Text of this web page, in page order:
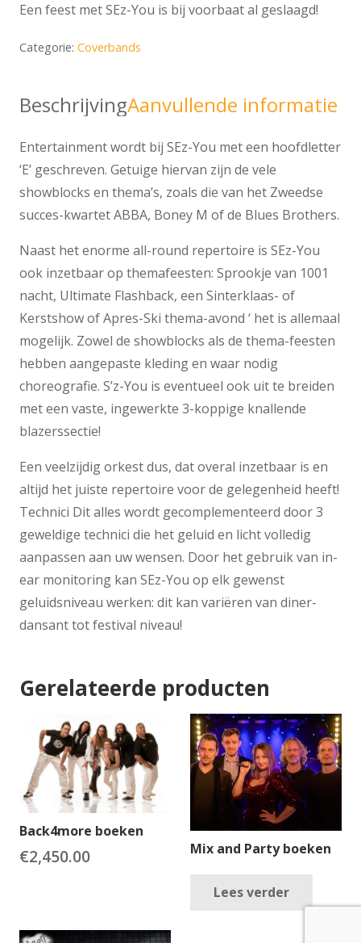
Een feest met SEz-You is bij voorbaat al geslaagd!
Categorie: Coverbands
BeschrijvingAanvullende informatie
Entertainment wordt bij SEz-You met een hoofdletter
‘E’ geschreven. Getuige hiervan zijn de vele
showblocks en thema’s, zoals die van het Zweedse
succes-kwartet ABBA, Boney M of de Blues Brothers.
Naast het enorme all-round repertoire is SEz-You
ook inzetbaar op themafeesten: Sprookje van 1001
nacht, Ultimate Flashback, een Sinterklaas- of
Kerstshow of Apres-Ski thema-avond ‘ het is allemaal
mogelijk. Zowel de showblocks als de thema-feesten
hebben aangepaste kleding en waar nodig
choreografie. S’z-You is eventueel ook uit te breiden
met een vaste, ingewerkte 3-koppige knallende
blazerssectie!
Een veelzijdig orkest dus, dat overal inzetbaar is en
altijd het juiste repertoire voor de gelegenheid heeft!
Technici Dit alles wordt gecomplementeerd door 3
geweldige technici die het geluid en licht volledig
aanpassen aan uw wensen. Door het gebruik van in-
ear monitoring kan SEz-You op elk gewenst
geluidsniveau werken: dit kan variëren van diner-
dansant tot festival niveau!
Gerelateerde producten
Back4more boeken
€2,450.00 Mix and Party boeken
Lees verder